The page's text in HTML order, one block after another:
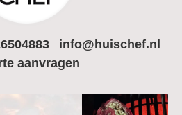
info@huischef.nl
aanvragen